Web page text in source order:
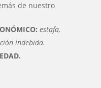
de nuestro
estafa,
indebida.